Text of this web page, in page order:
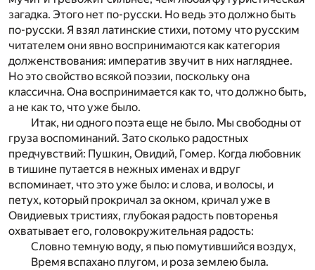
загадка. Этого нет по-русски. Но ведь это должно быть
по-русски. Я взял латинские стихи, потому что русским
читателем они явно воспринимаются как категория
долженствования: императив звучит в них нагляднее.
Но это свойство всякой поэзии, поскольку она
классична. Она воспринимается как то, что должно быть,
а не как то, что уже было.
Итак, ни одного поэта еще не было. Мы свободны от
груза воспоминаний. Зато сколько радостных
предчувствий: Пушкин, Овидий, Гомер. Когда любовник
в тишине путается в нежных именах и вдруг
вспоминает, что это уже было: и слова, и волосы, и
петух, который прокричал за окном, кричал уже в
Овидиевых тристиях, глубокая радость повторенья
охватывает его, головокружительная радость:
Словно темную воду, я пью помутившийся воздух,
Время вспахано плугом, и роза землею была.